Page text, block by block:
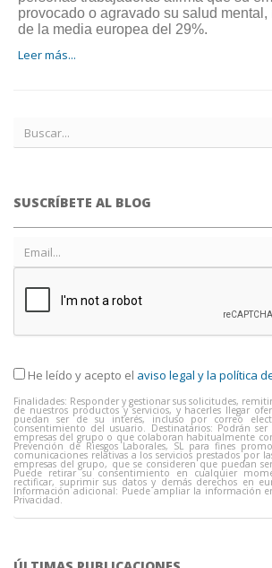
provocado o agravado su salud mental,
de la media europea del 29%.
Leer más...
SUSCRÍBETE AL BLOG
He leído y acepto el aviso legal y la política
Finalidades: Responder y gestionar sus solicitudes,
de nuestros productos y servicios, y hacerles llegar
puedan ser de su interés, incluso por correo
consentimiento del usuario. Destinatarios: Podrán
empresas del grupo o que colaboran habitualmente
Prevención de Riesgos Laborales, SL para fines
comunicaciones relativas a los servicios prestados por
empresas del grupo, que se consideren que puedan
Puede retirar su consentimiento en cualquier
rectificar, suprimir sus datos y demás derechos en
Información adicional: Puede ampliar la información
Privacidad.